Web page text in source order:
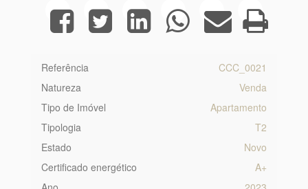
Referência
CCC_0021
Natureza
Venda
Tipo de Imóvel
Apartamento
Tipologia
T2
Estado
Novo
Certificado energético
A+